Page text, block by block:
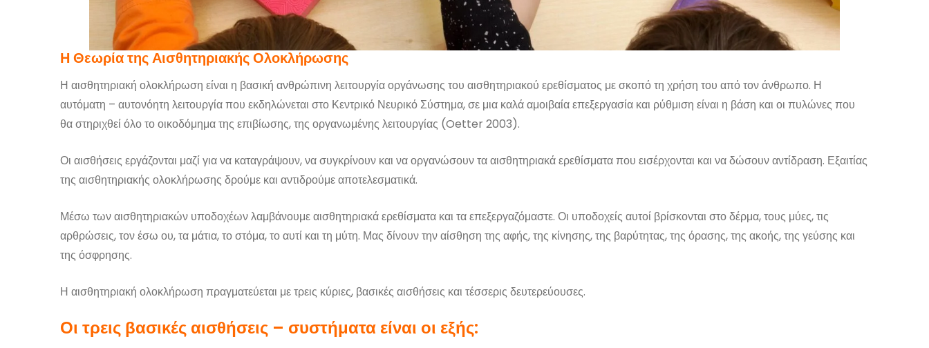
Η Θεωρία της Αισθητηριακής Ολοκλήρωσης
Η αισθητηριακή ολοκλήρωση είναι η βασική ανθρώπινη λειτουργία οργάνωσης του αισθητηριακού ερεθίσματος με σκοπό τη χρήση του από τον άνθρωπο. Η
αυτόματη – αυτονόητη λειτουργία που εκδηλώνεται στο Κεντρικό Νευρικό Σύστημα, σε μια καλά αμοιβαία επεξεργασία και ρύθμιση είναι η βάση και οι πυλώνες που
θα στηριχθεί όλο το οικοδόμημα της επιβίωσης, της οργανωμένης λειτουργίας (Oetter 2003).
Οι αισθήσεις εργάζονται μαζί για να καταγράψουν, να συγκρίνουν και να οργανώσουν τα αισθητηριακά ερεθίσματα που εισέρχονται και να δώσουν αντίδραση. Εξαιτίας
της αισθητηριακής ολοκλήρωσης δρούμε και αντιδρούμε αποτελεσματικά.
Μέσω των αισθητηριακών υποδοχέων λαμβάνουμε αισθητηριακά ερεθίσματα και τα επεξεργαζόμαστε. Οι υποδοχείς αυτοί βρίσκονται στο δέρμα, τους μύες, τις
αρθρώσεις, τον έσω ου, τα μάτια, το στόμα, το αυτί και τη μύτη. Μας δίνουν την αίσθηση της αφής, της κίνησης, της βαρύτητας, της όρασης, της ακοής, της γεύσης και
της όσφρησης.
Η αισθητηριακή ολοκλήρωση πραγματεύεται με τρεις κύριες, βασικές αισθήσεις και τέσσερις δευτερεύουσες.
Οι τρεις βασικές αισθήσεις – συστήματα είναι οι εξής: